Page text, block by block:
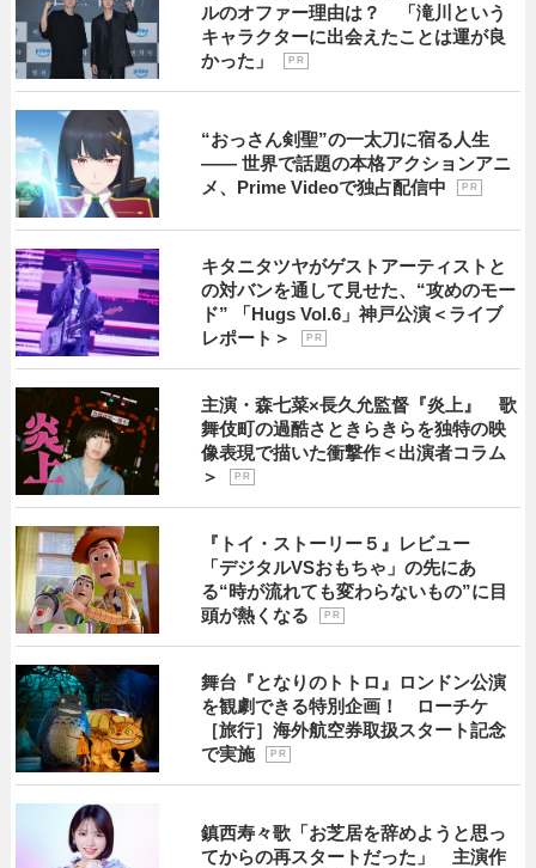
ルのオファー理由は？ 「滝川という
キャラクターに出会えたことは運が良
かった」
P R
“おっさん剣聖”の一太刀に宿る人生
―― 世界で話題の本格アクションアニ
メ、Prime Videoで独占配信中
P R
キタニタツヤがゲストアーティストと
の対バンを通して見せた、“攻めのモー
ド” 「Hugs Vol.6」神戸公演＜ライブ
レポート＞
P R
主演・森七菜×長久允監督『炎上』 歌
舞伎町の過酷さときらきらを独特の映
像表現で描いた衝撃作＜出演者コラム
＞
P R
『トイ・ストーリー５』レビュー
「デジタルVSおもちゃ」の先にあ
る“時が流れても変わらないもの”に目
頭が熱くなる
P R
舞台『となりのトトロ』ロンドン公演
を観劇できる特別企画！ ローチケ
［旅行］海外航空券取扱スタート記念
で実施
P R
鎮西寿々歌「お芝居を辞めようと思っ
てからの再スタートだった」 主演作